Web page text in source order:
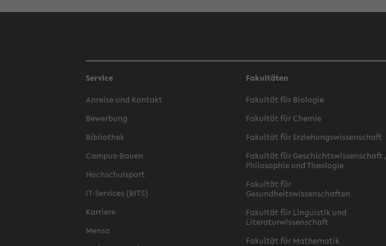
Service
Anreise und Kontakt
Bewerbung
Bibliothek
Campus-Bauen
Hochschulsport
IT-Services (BITS)
Karriere
Mensa
Fakultäten
Fakultät für Biologie
Fakultät für Chemie
Fakultät für Erziehungswissenschaft
Fakultät für Geschichtswissenschaft,
Philosophie und Theologie
Fakultät für
Gesundheitswissenschaften
Fakultät für Linguistik und
Literaturwissenschaft
Fakultät für Mathematik